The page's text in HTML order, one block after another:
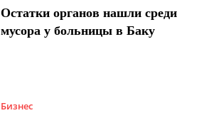
Остатки органов нашли среди
мусора у больницы в Баку
Бизнес